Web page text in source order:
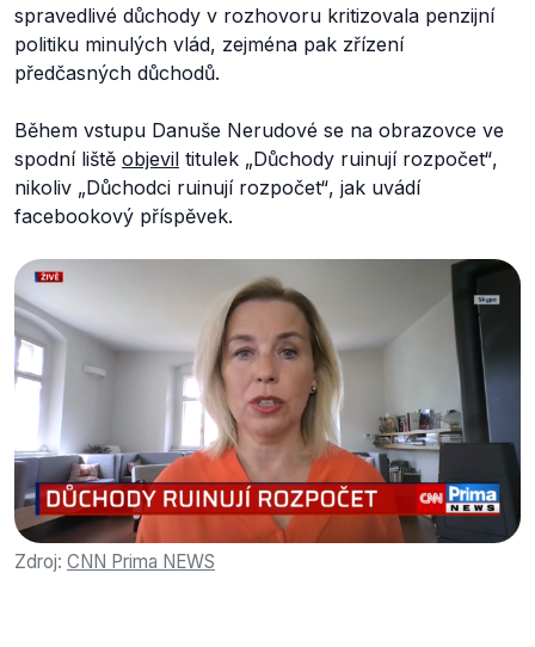
spravedlivé důchody v rozhovoru kritizovala penzijní
politiku minulých vlád, zejména pak zřízení
předčasných důchodů.
Během vstupu Danuše Nerudové se na obrazovce ve
spodní liště objevil titulek „Důchody ruinují rozpočet“,
nikoliv „Důchodci ruinují rozpočet“, jak uvádí
facebookový příspěvek.
Zdroj: CNN Prima NEWS